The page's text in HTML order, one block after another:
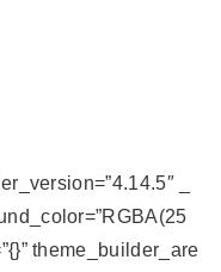
_
theme_builder_are